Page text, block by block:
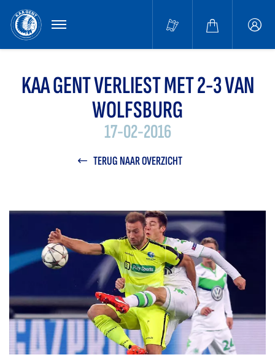
MENU
KAA GENT VERLIEST MET 2-3 VAN
WOLFSBURG
17-02-2016
TERUG NAAR OVERZICHT